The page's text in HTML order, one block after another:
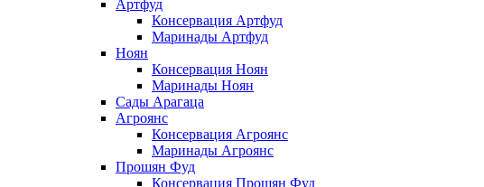
Артфуд
Консервация Артфуд
Маринады Артфуд
Ноян
Консервация Ноян
Маринады Ноян
Сады Арагаца
Агроянс
Консервация Агроянс
Маринады Агроянс
Прошян Фуд
Консервация Прошян Фуд